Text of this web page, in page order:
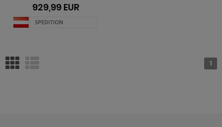
929,99 EUR
1